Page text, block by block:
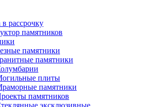
рассрочку
памятников
памятники
памятники
плиты
памятники
памятников
эксклюзивные